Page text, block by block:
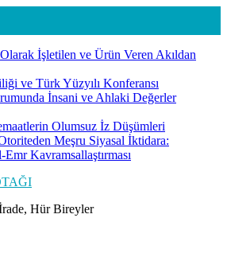
İşletilen ve Ürün Veren Akıldan
ve Türk Yüzyılı Konferansı
İnsani ve Ahlaki Değerler
Olumsuz İz Düşümleri
Meşru Siyasal İktidara:
Kavramsallaştırması
Hür Bireyler